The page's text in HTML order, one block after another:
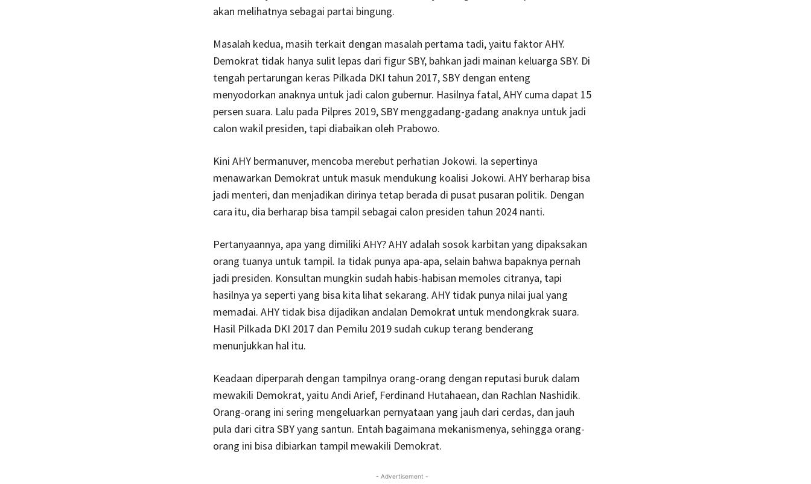
akan melihatnya sebagai partai bingung.
Masalah kedua, masih terkait dengan masalah pertama tadi, yaitu faktor AHY.
Demokrat tidak hanya sulit lepas dari figur SBY, bahkan jadi mainan keluarga SBY. Di
tengah pertarungan keras Pilkada DKI tahun 2017, SBY dengan enteng
menyodorkan anaknya untuk jadi calon gubernur. Hasilnya fatal, AHY cuma dapat 15
persen suara. Lalu pada Pilpres 2019, SBY menggadang-gadang anaknya untuk jadi
calon wakil presiden, tapi diabaikan oleh Prabowo.
Kini AHY bermanuver, mencoba merebut perhatian Jokowi. Ia sepertinya
menawarkan Demokrat untuk masuk mendukung koalisi Jokowi. AHY berharap bisa
jadi menteri, dan menjadikan dirinya tetap berada di pusat pusaran politik. Dengan
cara itu, dia berharap bisa tampil sebagai calon presiden tahun 2024 nanti.
Pertanyaannya, apa yang dimiliki AHY? AHY adalah sosok karbitan yang dipaksakan
orang tuanya untuk tampil. Ia tidak punya apa-apa, selain bahwa bapaknya pernah
jadi presiden. Konsultan mungkin sudah habis-habisan memoles citranya, tapi
hasilnya ya seperti yang bisa kita lihat sekarang. AHY tidak punya nilai jual yang
memadai. AHY tidak bisa dijadikan andalan Demokrat untuk mendongkrak suara.
Hasil Pilkada DKI 2017 dan Pemilu 2019 sudah cukup terang benderang
menunjukkan hal itu.
Keadaan diperparah dengan tampilnya orang-orang dengan reputasi buruk dalam
mewakili Demokrat, yaitu Andi Arief, Ferdinand Hutahaean, dan Rachlan Nashidik.
Orang-orang ini sering mengeluarkan pernyataan yang jauh dari cerdas, dan jauh
pula dari citra SBY yang santun. Entah bagaimana mekanismenya, sehingga orang-
orang ini bisa dibiarkan tampil mewakili Demokrat.
- Advertisement -